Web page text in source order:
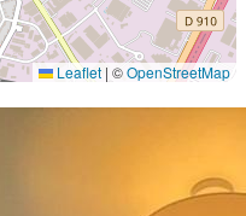
Leaflet | ©OpenStreetMap